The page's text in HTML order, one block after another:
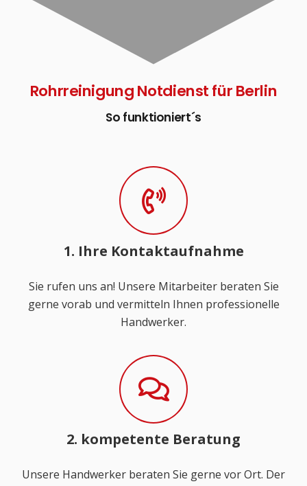
Rohrreinigung Notdienst für Berlin
So funktioniert´s
1. Ihre Kontaktaufnahme
Sie rufen uns an! Unsere Mitarbeiter beraten Sie
gerne vorab und vermitteln Ihnen professionelle
Handwerker.
2. kompetente Beratung
Unsere Handwerker beraten Sie gerne vor Ort. Der